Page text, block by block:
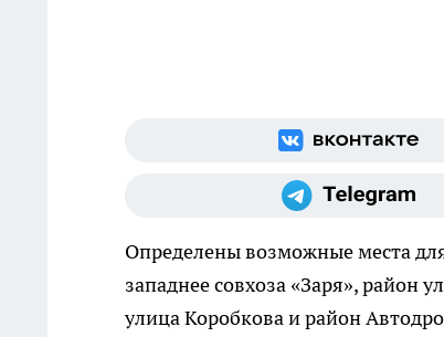
Определены возможные места
западнее совхоза «Заря», район
улица Коробкова и район